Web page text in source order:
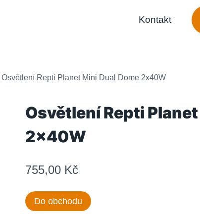
Kontakt
Osvětlení Repti Planet Mini Dual Dome 2x40W
Osvětlení Repti Planet
2x40W
755,00 Kč
Do obchodu